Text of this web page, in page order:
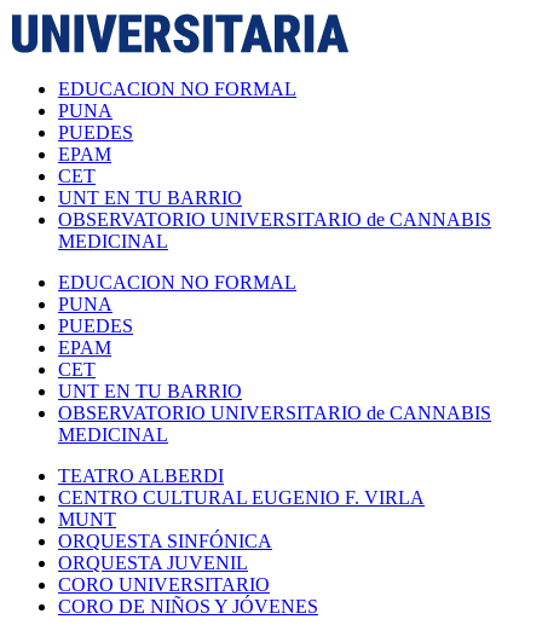
EDUCACION NO FORMAL
PUNA
PUEDES
EPAM
CET
UNT EN TU BARRIO
OBSERVATORIO UNIVERSITARIO de CANNABIS
MEDICINAL
EDUCACION NO FORMAL
PUNA
PUEDES
EPAM
CET
UNT EN TU BARRIO
OBSERVATORIO UNIVERSITARIO de CANNABIS
MEDICINAL
TEATRO ALBERDI
CENTRO CULTURAL EUGENIO F. VIRLA
MUNT
ORQUESTA SINFÓNICA
ORQUESTA JUVENIL
CORO UNIVERSITARIO
CORO DE NIÑOS Y JÓVENES